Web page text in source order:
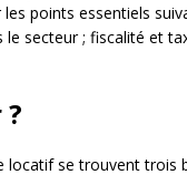
points essentiels
secteur ; fiscalité et
locatif se trouvent trois